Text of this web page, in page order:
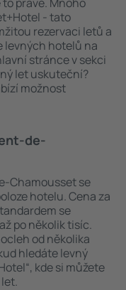
- tato
rezervaci letů a
levných hotelů na
stránce v sekci
let uskuteční?
možnost
de-
Chamousset se
hotelu. Cena za
se
po několik tisíc.
od několika
hledáte levný
kde si můžete